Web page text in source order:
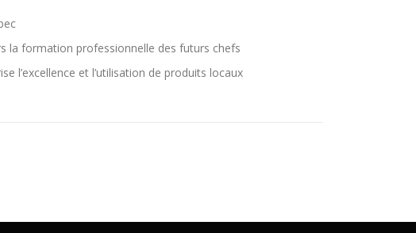
la formation professionnelle des futurs chefs
l’excellence et l’utilisation de produits locaux